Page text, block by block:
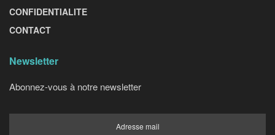
CONFIDENTIALITE
CONTACT
Newsletter
Abonnez-vous à notre newsletter